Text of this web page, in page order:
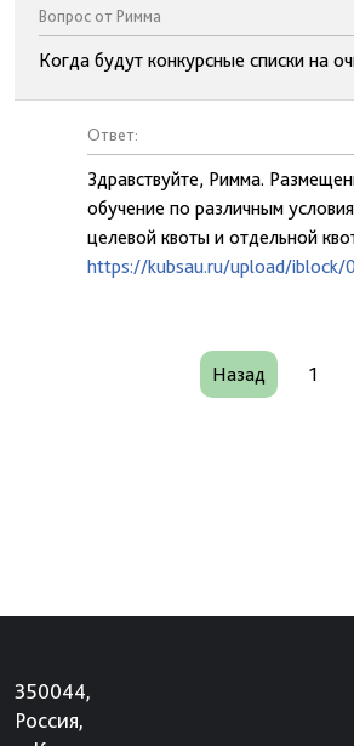
Вопрос от Римма
Когда будут конкурсные списки на
Ответ:
Здравствуйте, Римма.
обучение по различным
целевой квоты и отдельной
https://kubsau.ru/upload/
Назад 1
350044,
Россия,